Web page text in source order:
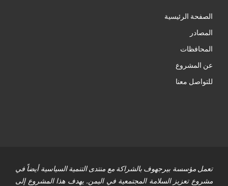
الصفحة الرئيسية
المصادر
المحافظات
عن المشروع
للتواصل معنا
تعمل مؤسسة بيرجهوف بالشراكة مع منتدى التنمية السياسية أيضاً في
مشروع تعزيز السلامة المجتمعية في اليمن. يهدف هذا المشروع إلى